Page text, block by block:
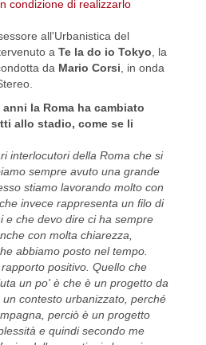
all'Urbanistica del
a Te la do io Tokyo, la
da Mario Corsi, in onda
la Roma ha cambiato
allo stadio, come se li
interlocutori della Roma che si
sempre avuto una grande
stiamo lavorando molto con
invece rappresenta un filo di
e che devo dire ci ha sempre
con molta chiarezza,
abbiamo posto nel tempo.
positivo. Quello che
un po' è che è un progetto da
contesto urbanizzato, perché
perciò è un progetto
e quindi secondo me